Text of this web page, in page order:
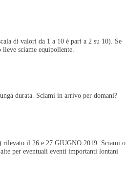
di valori da 1 a 10 è pari a 2 su 10). Se
sciame equipollente.
durata. Sciami in arrivo per domani?
rilevato il 26 e 27 GIUGNO 2019. Sciami o
per eventuali eventi importanti lontani